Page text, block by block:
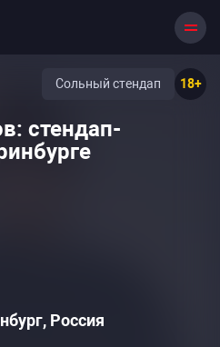
18+
Сольный стендап
стендап-
Россия